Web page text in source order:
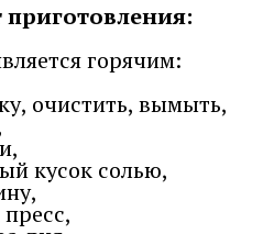
горячим:
очистить, вымыть,
кусок солью,